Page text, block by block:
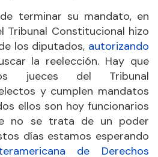
terminar su mandato, en
Tribunal Constitucional hizo
los diputados, autorizando
la reelección. Hay que
jueces del Tribunal
y cumplen mandatos
ellos son hoy funcionarios
no se trata de un poder
días estamos esperando
de Derechos